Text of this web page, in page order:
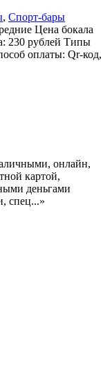
, Спорт-бары
Цена бокала
230 рублей Типы
оплаты: Qr-код,
онлайн,
картой,
деньгами
спец...»